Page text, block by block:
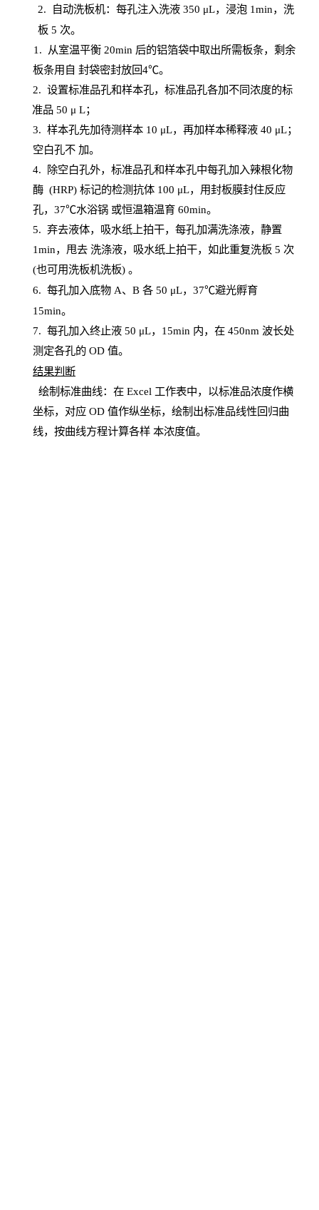
2.
自动洗板机：每孔注入洗液 350 μL，浸泡 1min，洗
板 5 次。
1 . 从室温平衡 20min 后的铝箔袋中取出所需板条，剩余
板条用自 封袋密封放回4℃。
2. 设置标准品孔和样本孔，标准品孔各加不同浓度的标
准品 50 μ L；
3. 样本孔先加待测样本 10 μL，再加样本稀释液 40 μL；
空白孔不 加。
4.
除空白孔外，标准品孔和样本孔中每孔加入辣根化物
酶 (HRP) 标记的检测抗体 100 μL，用封板膜封住反应
孔， 37℃水浴锅 或恒温箱温育60min。
5. 弃去液体，吸水纸上拍干，每孔加满洗涤液，静置
1min，甩去 洗涤液，吸水纸上拍干，如此重复洗板 5 次
(也可用洗板机洗板) 。
6. 每孔加入底物A、B 各 50 μL，37℃避光孵育
15min。
7. 每孔加入终止液 50 μL， 15min 内，在450nm 波长处
测定各孔的 OD 值。
结果判断
绘制标准曲线：在 Excel 工作表中，以标准品浓度作横
坐标，对应OD 值作纵坐标，绘制出标准品线性回归曲
线，按曲线方程计算各样 本浓度值。